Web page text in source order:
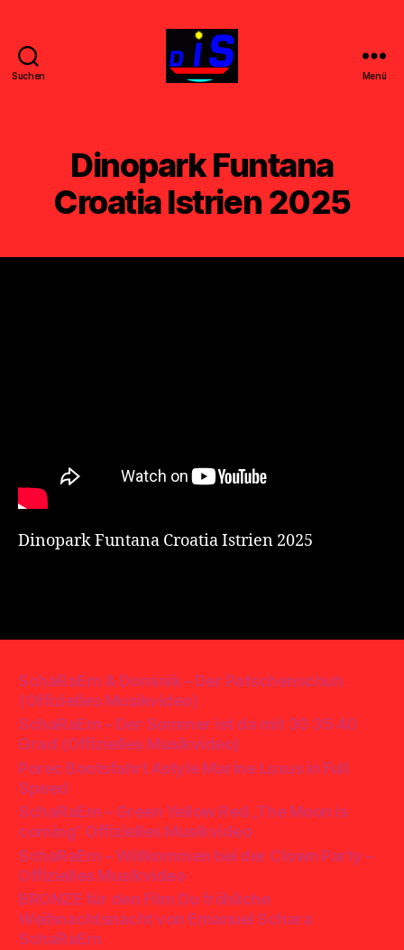
Suchen
k
n
Menü
Dinopark Funtana
Croatia Istrien 2025
Dinopark Funtana Croatia Istrien 2025
SchaRaEm & Dominik – Der Patschenschuh
(Offizielles Musikvideo)
SchaRaEm – Der Sommer ist da mit 30 35 40
Grad (Offizielles Musikvideo)
Porec Bootsfahrt Astyle Marine Luxus in Full
Speed
SchaRaEm – Green Yellow Red „The Moon is
coming“ Offizielles Musikvideo
SchaRaEm – Willkommen bei der Clown Party –
Offizielles Musikvideo
BRONZE für den Film Du fröhliche
Weihnachtsnacht von Emanuel Schara
SchaRaEm